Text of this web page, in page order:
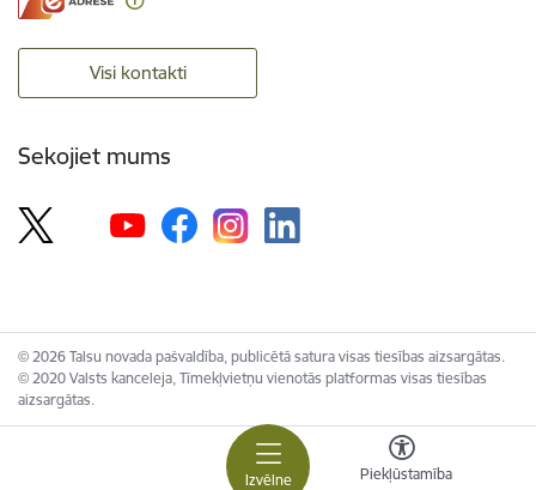
Izvēlne Piekļūstamība
Visi kontakti
Sekojiet mums
© 2026 Talsu novada pašvaldība, publicētā satura visas tiesības aizsargātas.
© 2020 Valsts kanceleja, Tīmekļvietņu vienotās platformas visas tiesības
aizsargātas.